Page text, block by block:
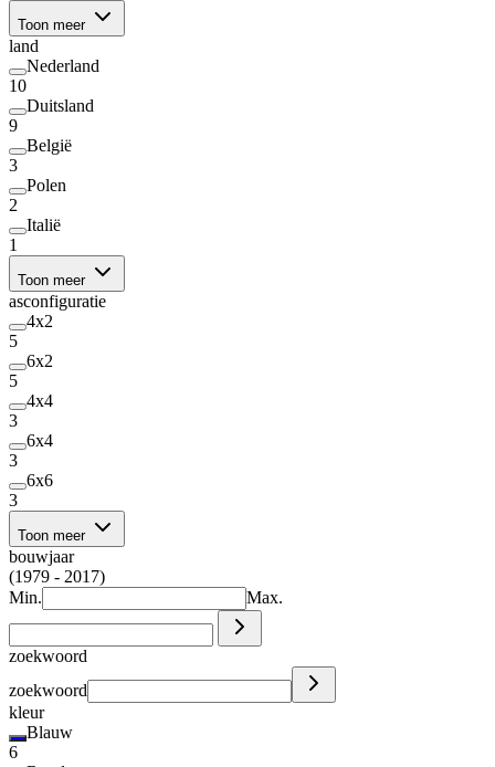
Toon meer
land
Nederland
10
Duitsland
9
België
3
Polen
2
Italië
1
Toon meer
asconfiguratie
4x2
5
6x2
5
4x4
3
6x4
3
6x6
3
Toon meer
bouwjaar
(1979 - 2017)
Min.
Max.
zoekwoord
zoekwoord
kleur
Blauw
6